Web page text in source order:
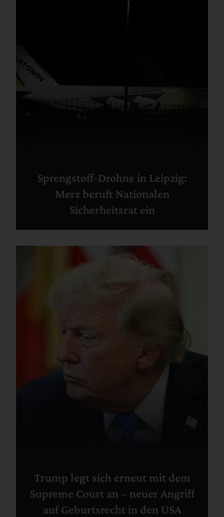
Sprengstoff-Drohne in Leipzig:
Merz beruft Nationalen
Sicherheitsrat ein
Trump legt sich erneut mit dem
Supreme Court an – neuer Angriff
auf Geburtsrecht in den USA